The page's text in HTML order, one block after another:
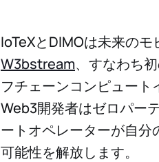
IoTeXとDIMOは未来の
W3bstream、すなわち
フチェーンコンピュート
Web3開発者はゼロパー
ートオペレーターが自
可能性を解放します。